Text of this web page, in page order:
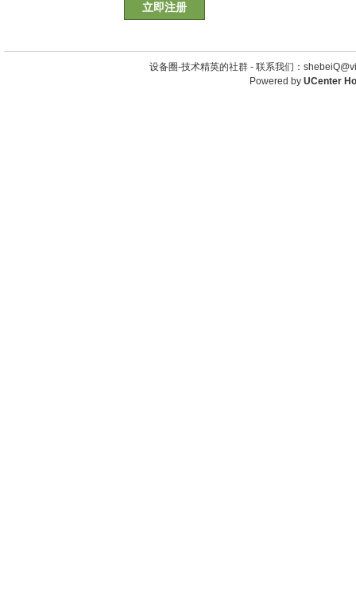
立即注册
设备圈-技术精英的社群 - 联系我们：
Powered by UCenter